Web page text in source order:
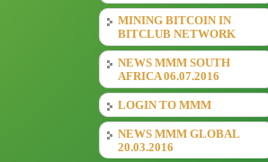
MINING BITCOIN IN
BITCLUB NETWORK
NEWS MMM SOUTH
AFRICA 06.07.2016
LOGIN TO MMM
NEWS MMM GLOBAL
20.03.2016